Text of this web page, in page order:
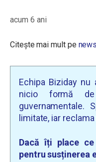
acum 6 ani
Citește mai mult pe
Echipa Biziday
nicio formă
guvernamentale.
limitate, iar
Dacă îți place
pentru susținerea